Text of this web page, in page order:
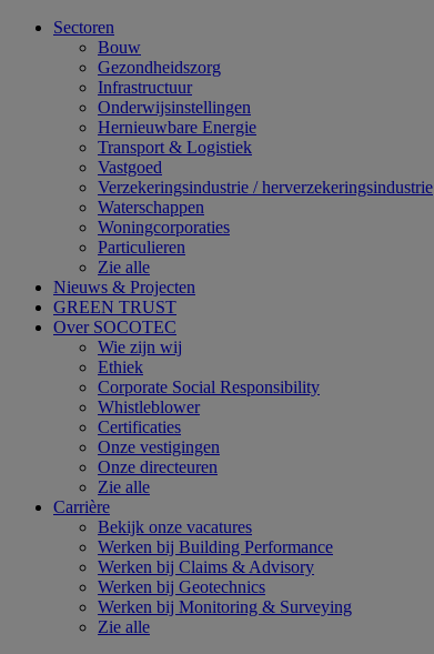
Sectoren
Bouw
Gezondheidszorg
Infrastructuur
Onderwijsinstellingen
Hernieuwbare Energie
Transport & Logistiek
Vastgoed
Verzekeringsindustrie / herverzekeringsindustrie
Waterschappen
Woningcorporaties
Particulieren
Zie alle
Nieuws & Projecten
GREEN TRUST
Over SOCOTEC
Wie zijn wij
Ethiek
Corporate Social Responsibility
Whistleblower
Certificaties
Onze vestigingen
Onze directeuren
Zie alle
Carrière
Bekijk onze vacatures
Werken bij Building Performance
Werken bij Claims & Advisory
Werken bij Geotechnics
Werken bij Monitoring & Surveying
Zie alle